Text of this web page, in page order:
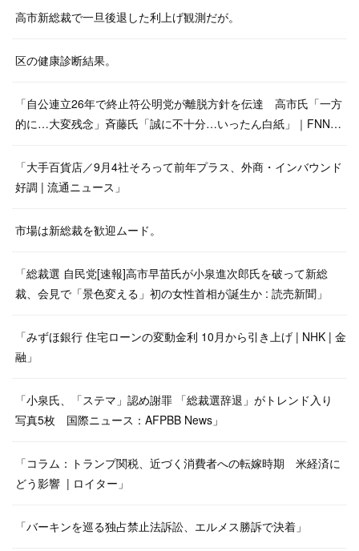
高市新総裁で一旦後退した利上げ観測だが。
区の健康診断結果。
「自公連立26年で終止符公明党が離脱方針を伝達 高市氏「一方
的に…大変残念」斉藤氏「誠に不十分…いったん白紙」｜FNN…
「大手百貨店／9月4社そろって前年プラス、外商・インバウンド
好調 | 流通ニュース」
市場は新総裁を歓迎ムード。
「総裁選 自民党[速報]高市早苗氏が小泉進次郎氏を破って新総
裁、会見で「景色変える」初の女性首相が誕生か : 読売新聞」
「みずほ銀行 住宅ローンの変動金利 10月から引き上げ | NHK | 金
融」
「小泉氏、「ステマ」認め謝罪 「総裁選辞退」がトレンド入り
写真5枚 国際ニュース：AFPBB News」
「コラム：トランプ関税、近づく消費者への転嫁時期 米経済に
どう影響 | ロイター」
「バーキンを巡る独占禁止法訴訟、エルメス勝訴で決着」